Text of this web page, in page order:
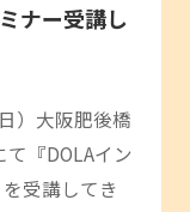
ナー受講し
）大阪肥後橋
『DOLAイン
受講してき